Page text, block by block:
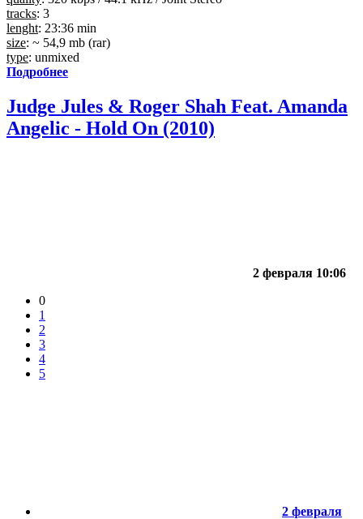
tracks: 3
lenght: 23:36 min
size: ~ 54,9 mb (rar)
type: unmixed
Подробнее
Judge Jules & Roger Shah Feat. Amanda
Angelic - Hold On (2010)
2 февраля 10:06
0
1
2
3
4
5
2 февраля